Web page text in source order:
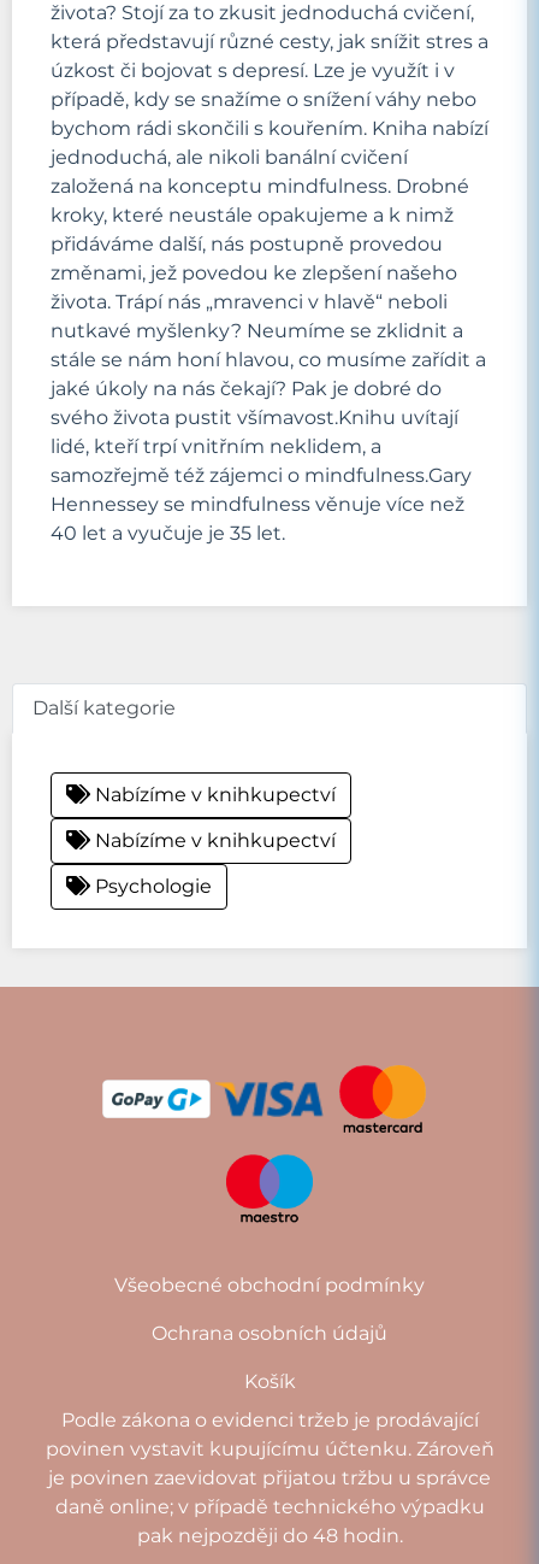
života? Stojí za to zkusit jednoduchá cvičení,
která představují různé cesty, jak snížit stres a
úzkost či bojovat s depresí. Lze je využít i v
případě, kdy se snažíme o snížení váhy nebo
bychom rádi skončili s kouřením. Kniha nabízí
jednoduchá, ale nikoli banální cvičení
založená na konceptu mindfulness. Drobné
kroky, které neustále opakujeme a k nimž
přidáváme další, nás postupně provedou
změnami, jež povedou ke zlepšení našeho
života. Trápí nás „mravenci v hlavě“ neboli
nutkavé myšlenky? Neumíme se zklidnit a
stále se nám honí hlavou, co musíme zařídit a
jaké úkoly na nás čekají? Pak je dobré do
svého života pustit všímavost.Knihu uvítají
lidé, kteří trpí vnitřním neklidem, a
samozřejmě též zájemci o mindfulness.Gary
Hennessey se mindfulness věnuje více než
40 let a vyučuje je 35 let.
Další kategorie
Nabízíme v knihkupectví
Nabízíme v knihkupectví
Psychologie
Všeobecné obchodní podmínky
Ochrana osobních údajů
Košík
Podle zákona o evidenci tržeb je prodávající
povinen vystavit kupujícímu účtenku. Zároveň
je povinen zaevidovat přijatou tržbu u správce
daně online; v případě technického výpadku
pak nejpozději do 48 hodin.